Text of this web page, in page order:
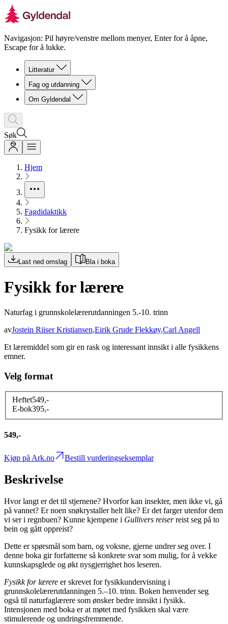
Navigasjon: Pil høyre/venstre mellom menyer, Enter for å åpne,
Escape for å lukke.
Litteratur
Fag og utdanning
Om Gyldendal
Søk
Hjem
Fagdidaktikk
Fysikk for lærere
Last ned omslag Bla i boka
Fysikk for lærere
Naturfag i grunnskolelærerutdanningen 5.-10. trinn
avJostein Riiser Kristiansen,Eirik Grude Flekkøy,Carl Angell
Et læremiddel som gir en rask og interessant innsikt i alle fysikkens
emner.
Velg format
Heftet549,-
E-bok395,-
549,-
Kjøp på Ark.no Bestill vurderingseksemplar
Beskrivelse
Hvor langt er det til stjernene? Hvorfor kan insekter, men ikke vi, gå
på vannet? Er noen snøkrystaller helt like? Er det farger utenfor dem
vi ser i regnbuen? Kunne kjempene i Gullivers reiserreist seg på to
bein og gått oppreist?
Dette er spørsmål som barn, og voksne, gjerne undrer seg over. I
denne boka gir forfatterne så konkrete svar som mulig, for å vekke
kunnskapsglede og økt nysgjerrighet hos leseren.
Fysikk for lærere er skrevet for fysikkundervisning i
grunnskolelærerutdanningen 5.–10. trinn. Boken henvender seg
også til naturfaglærere som ønsker bedre innsikt i fysikk.
Intensjonen med boka er at møtet med fysikken skal være
stimulerende og undringsfremmende.